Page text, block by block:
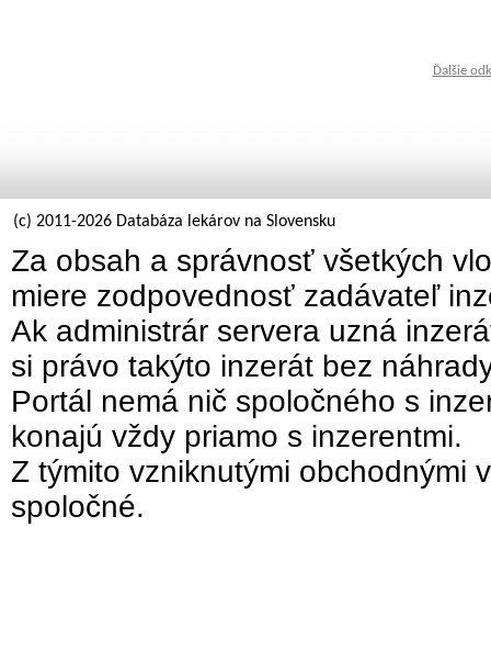
Ďalšie
(c) 2011-2026 Databáza lekárov na Slovensku
Za obsah a správnosť všetkých
miere zodpovednosť zadávateľ
Ak administrár servera uzná
si právo takýto inzerát bez
Portál nemá nič spoločného s
konajú vždy priamo s inzerentmi.
Z týmito vzniknutými obchodnými
spoločné.